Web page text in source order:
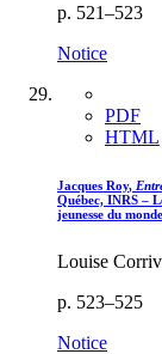
p. 521–523
Notice
PDF
HTML
Jacques Roy,
Québec, INRS –
jeunesse du
Louise
p. 523–525
Notice